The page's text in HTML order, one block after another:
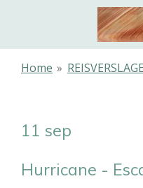
naar
Home »
11 sep
Hurricane -